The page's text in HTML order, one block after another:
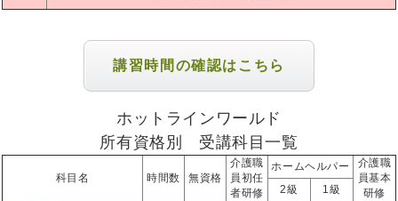
講習時間の確認はこちら
ホットラインワールド
所有資格別 受講科目一覧
科目名 時間数 無資格
介護職
員初任
者研修
ホームヘルパー
介護職
員基本
研修
2級
1級